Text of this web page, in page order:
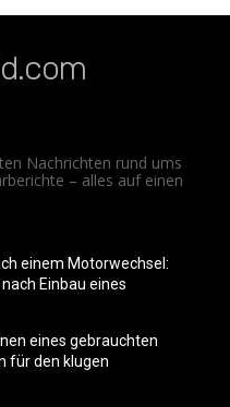
Nachrichten rund ums
– alles auf einen
einem Motorwechsel:
Einbau eines
eines gebrauchten
für den klugen